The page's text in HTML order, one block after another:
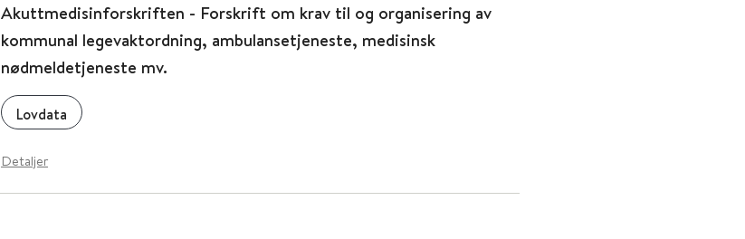
Akuttmedisinforskriften - Forskrift om krav til og organisering av
kommunal legevaktordning, ambulansetjeneste, medisinsk
nødmeldetjeneste mv.
Lovdata
Detaljer